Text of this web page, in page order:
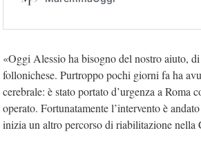
«Oggi Alessio ha bisogno del nostro aiuto,
follonichese. Purtroppo pochi giorni fa ha
cerebrale: è stato portato d’urgenza a Roma
operato. Fortunatamente l’intervento è
inizia un altro percorso di riabilitazione nella